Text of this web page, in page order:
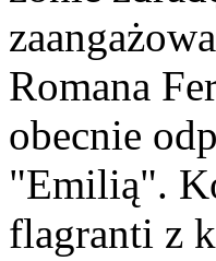
Romana
obecnie
"Emilią".
flagranti z